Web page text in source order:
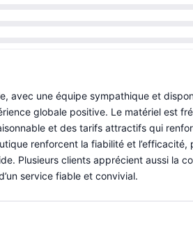
avec une équipe sympathique et
globale positive. Le matériel est
et des tarifs attractifs qui
renforcent la fiabilité et l’efficacité,
Plusieurs clients apprécient aussi la
service fiable et convivial.